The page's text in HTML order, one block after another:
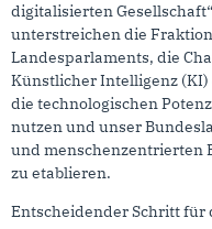
digitalisierten
unterstreichen die
Landesparlaments, die
Künstlicher Intelligenz (KI)
die technologischen
nutzen und unser
und menschenzentrierten
zu etablieren.
Entscheidender Schritt